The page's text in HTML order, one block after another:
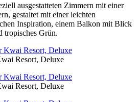
ausgestatteten Zimmern mit einer
gestaltet mit einer leichten
Inspiration, einem Balkon mit Blick
tropisches Grün.
Resort, Deluxe
Resort, Deluxe